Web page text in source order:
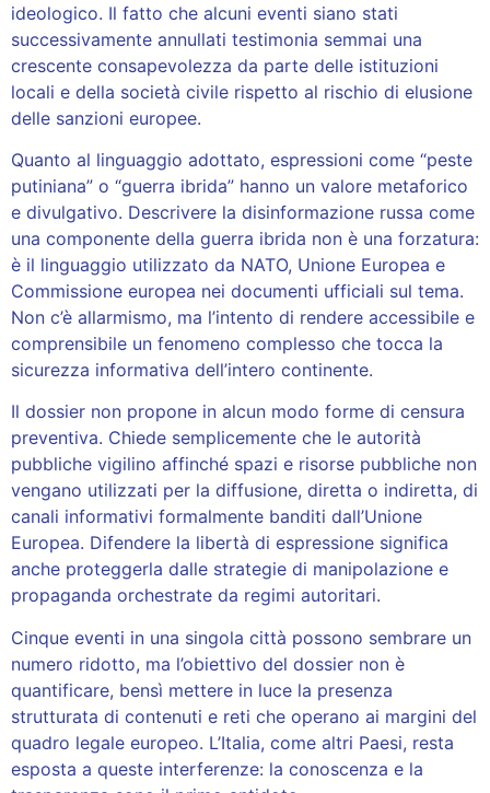
ideologico. Il fatto che alcuni eventi siano stati
successivamente annullati testimonia semmai una
crescente consapevolezza da parte delle istituzioni
locali e della società civile rispetto al rischio di elusione
delle sanzioni europee.
Quanto al linguaggio adottato, espressioni come “peste
putiniana” o “guerra ibrida” hanno un valore metaforico
e divulgativo. Descrivere la disinformazione russa come
una componente della guerra ibrida non è una forzatura:
è il linguaggio utilizzato da NATO, Unione Europea e
Commissione europea nei documenti ufficiali sul tema.
Non c’è allarmismo, ma l’intento di rendere accessibile e
comprensibile un fenomeno complesso che tocca la
sicurezza informativa dell’intero continente.
Il dossier non propone in alcun modo forme di censura
preventiva. Chiede semplicemente che le autorità
pubbliche vigilino affinché spazi e risorse pubbliche non
vengano utilizzati per la diffusione, diretta o indiretta, di
canali informativi formalmente banditi dall’Unione
Europea. Difendere la libertà di espressione significa
anche proteggerla dalle strategie di manipolazione e
propaganda orchestrate da regimi autoritari.
Cinque eventi in una singola città possono sembrare un
numero ridotto, ma l’obiettivo del dossier non è
quantificare, bensì mettere in luce la presenza
strutturata di contenuti e reti che operano ai margini del
quadro legale europeo. L’Italia, come altri Paesi, resta
esposta a queste interferenze: la conoscenza e la